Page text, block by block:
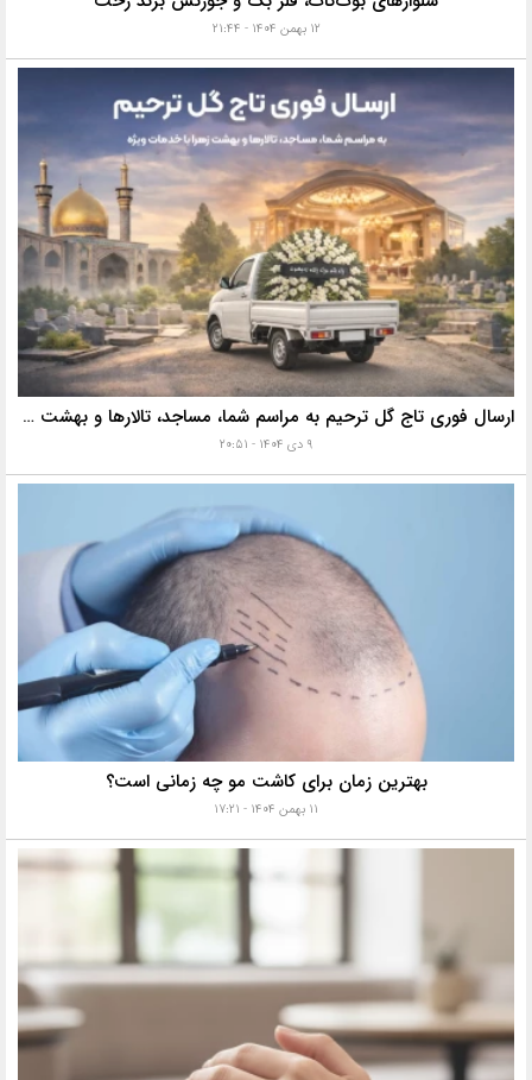
۱۲ بهمن ۱۴۰۴ - ۲۱:۴۴
ارسال فوری تاج گل ترحیم به مراسم شما، مساجد، تالارها و بهشت زهرا با خدمات ویژه
۹ دی ۱۴۰۴ - ۲۰:۵۱
بهترین زمان برای کاشت مو چه زمانی است؟
۱۱ بهمن ۱۴۰۴ - ۱۷:۲۱